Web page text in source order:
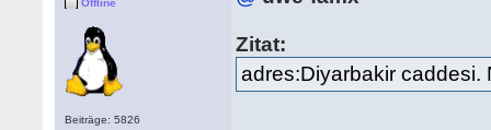
Offline
Beiträge: 5826
Zitat:
adres:Diyarbakir caddesi.